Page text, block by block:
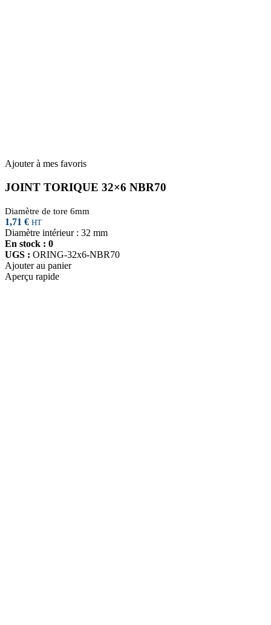
Ajouter à mes favoris
JOINT TORIQUE 32×6 NBR70
Diamètre de tore 6mm
1,71 € HT
Diamètre intérieur : 32 mm
En stock : 0
UGS : ORING-32x6-NBR70
Ajouter au panier
Aperçu rapide